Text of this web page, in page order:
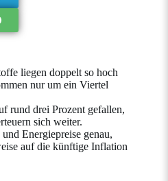
liegen doppelt so hoch
nur um ein Viertel
rund drei Prozent gefallen,
sich weiter.
Energiepreise genau,
auf die künftige Inflation